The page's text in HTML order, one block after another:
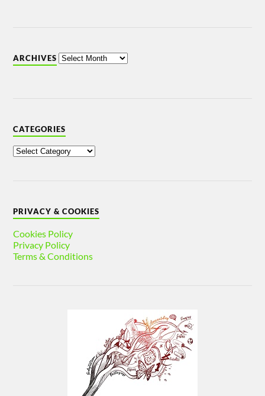
ARCHIVES
CATEGORIES
PRIVACY & COOKIES
Cookies Policy
Privacy Policy
Terms & Conditions